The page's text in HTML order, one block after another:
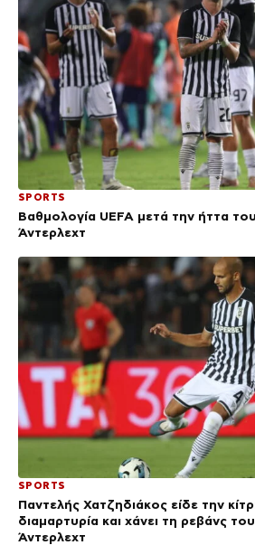
SPORTS
Βαθμολογία UEFA μετά την ήττα
Άντερλεχτ
SPORTS
Παντελής Χατζηδιάκος είδε την
διαμαρτυρία και χάνει τη ρεβάνς
Άντερλεχτ